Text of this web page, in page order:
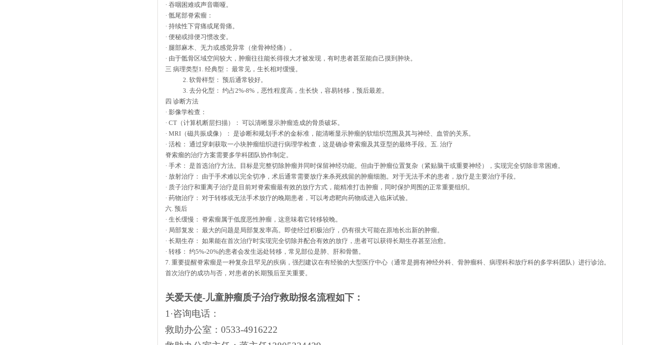
· 吞咽困难或声音嘶哑。
· 骶尾部脊索瘤：
· 持续性下背痛或尾骨痛。
· 便秘或排便习惯改变。
· 腿部麻木、无力或感觉异常（坐骨神经痛）。
· 由于骶骨区域空间较大，肿瘤往往能长得很大才被发现，有时患者甚至能自己摸到肿块。
三 病理类型1. 经典型： 最常见，生长相对缓慢。
2. 软骨样型： 预后通常较好。
3. 去分化型： 约占2%-8% ，恶性程度高，生长快，容易转移，预后最差。
四 诊断方法
· 影像学检查：
· CT （计算机断层扫描）： 可以清晰显示肿瘤造成的骨质破坏。
· MRI （磁共振成像）： 是诊断和规划手术的金标准，能清晰显示肿瘤的软组织范围及其与神经、血管的关系。
· 活检： 通过穿刺获取一小块肿瘤组织进行病理学检查，这是确诊脊索瘤及其亚型的最终手段。五. 治疗
脊索瘤的治疗方案需要多学科团队协作制定。
· 手术： 是首选治疗方法。目标是完整切除肿瘤并同时保留神经功能。但由于肿瘤位置复杂（紧贴脑干或重要神经），实现完全切除非常困难。
· 放射治疗： 由于手术难以完全切净，术后通常需要放疗来杀死残留的肿瘤细胞。对于无法手术的患者，放疗是主要治疗手段。
· 质子治疗和重离子治疗是目前对脊索瘤最有效的放疗方式，能精准打击肿瘤，同时保护周围的正常重要组织。
· 药物治疗： 对于转移或无法手术放疗的晚期患者，可以考虑靶向药物或进入临床试验。
六. 预后
· 生长缓慢： 脊索瘤属于低度恶性肿瘤，这意味着它转移较晚。
· 局部复发： 最大的问题是局部复发率高。即使经过积极治疗，仍有很大可能在原地长出新的肿瘤。
· 长期生存： 如果能在首次治疗时实现完全切除并配合有效的放疗，患者可以获得长期生存甚至治愈。
· 转移： 约5%-20%的患者会发生远处转移，常见部位是肺、肝和骨骼。
7. 重要提醒脊索瘤是一种复杂且罕见的疾病，强烈建议在有经验的大型医疗中心（通常是拥有神经外科、骨肿瘤科、病理科和放疗科的多学科团队）进行诊治。
首次治疗的成功与否，对患者的长期预后至关重要。
关爱天使-儿童肿瘤质子治疗救助报名流程如下：
1 ·咨询电话：
救助办公室： 0533-4916222